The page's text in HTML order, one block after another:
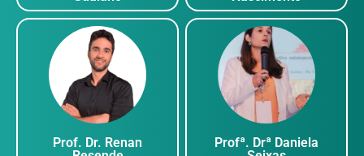
Prof. Dr. Roberto
Nascimento
Profª. Drª
Garcia
CORPO DOCENTE
São reconhecidas pelo Sistema CFN/CRN as seguintes especialidades em
finalidade acadêmica e/ou profissional: